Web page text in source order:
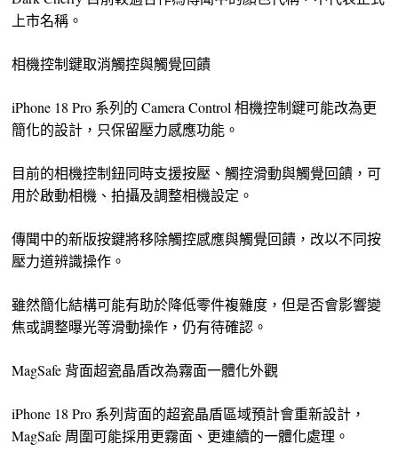
上市名稱。
相機控制鍵取消觸控與觸覺回饋
iPhone 18 Pro 系列的 Camera Control 相機控制鍵可能改為更
簡化的設計，只保留壓力感應功能。
目前的相機控制鈕同時支援按壓、觸控滑動與觸覺回饋，可
用於啟動相機、拍攝及調整相機設定。
傳聞中的新版按鍵將移除觸控感應與觸覺回饋，改以不同按
壓力道辨識操作。
雖然簡化結構可能有助於降低零件複雜度，但是否會影響變
焦或調整曝光等滑動操作，仍有待確認。
MagSafe 背面超瓷晶盾改為霧面一體化外觀
iPhone 18 Pro 系列背面的超瓷晶盾區域預計會重新設計，
MagSafe 周圍可能採用更霧面、更連續的一體化處理。